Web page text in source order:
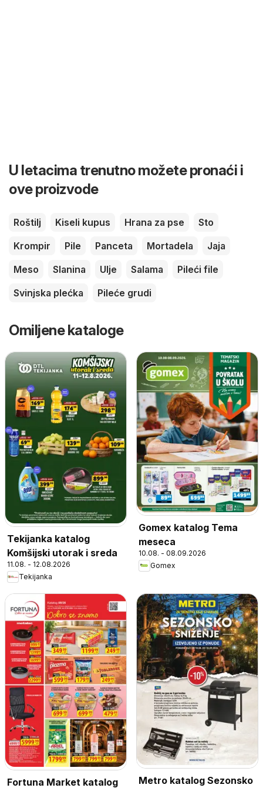
U letacima trenutno možete pronaći i
ove proizvode
Roštilj Kiseli kupus Hrana za pse
Sto
Krompir
Pile Panceta Mortadela
Jaja
Meso
Slanina Ulje Salama
Pileći file
Svinjska plećka
Pileće grudi
Omiljene kataloge
Tekijanka katalog
Komšijski utorak i sreda
11.08. - 12.08.2026
Tekijanka
Gomex katalog Tema
meseca
10.08. - 08.09.2026
Gomex
Fortuna Market katalog Metro katalog Sezonsko